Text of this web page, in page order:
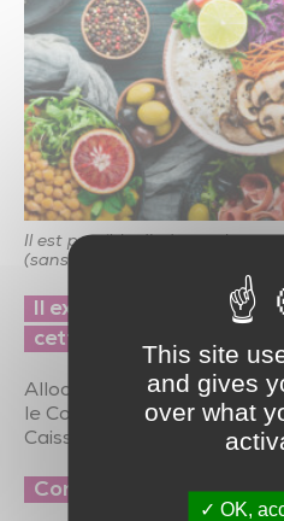
Il est possible d’adapter les
(sans sucre, sans sel) sans
Il existe des aides pour
cette prestation
Allocation Personnalisée
le Conseil Départemental
Caisse retraite, mutuelle
Contact
This site
and gives
over what
OK,